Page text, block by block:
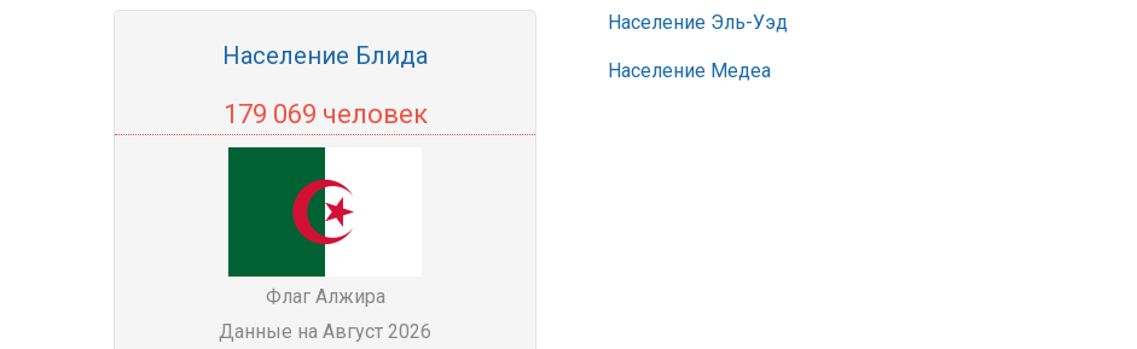
Население Блида
179 069 человек
Флаг Алжира
Данные на Август 2026
Население Эль-Уэд
Население Медеа